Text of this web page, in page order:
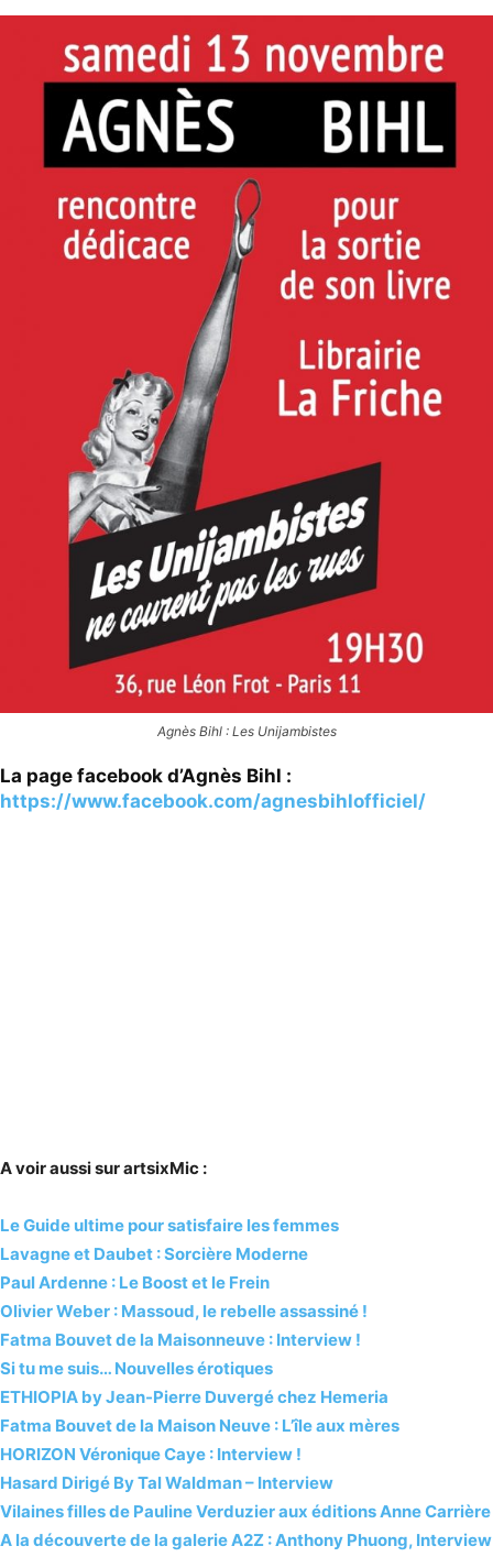
Agnès Bihl : Les Unijambistes
La page facebook d’Agnès Bihl :
https://www.facebook.com/agnesbihlofficiel/
A voir aussi sur artsixMic :
Le Guide ultime pour satisfaire les femmes
Lavagne et Daubet : Sorcière Moderne
Paul Ardenne : Le Boost et le Frein
Olivier Weber : Massoud, le rebelle assassiné !
Fatma Bouvet de la Maisonneuve : Interview !
Si tu me suis… Nouvelles érotiques
ETHIOPIA by Jean-Pierre Duvergé chez Hemeria
Fatma Bouvet de la Maison Neuve : L’île aux mères
HORIZON Véronique Caye : Interview !
Hasard Dirigé By Tal Waldman – Interview
Vilaines filles de Pauline Verduzier aux éditions Anne Carrière
A la découverte de la galerie A2Z : Anthony Phuong, Interview